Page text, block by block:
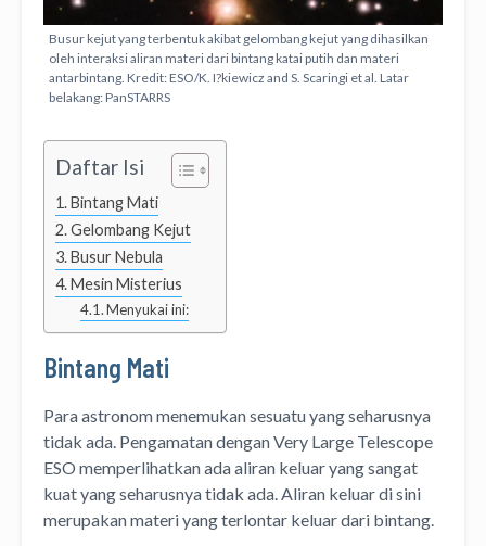
Busur kejut yang terbentuk akibat gelombang kejut yang dihasilkan
oleh interaksi aliran materi dari bintang katai putih dan materi
antarbintang. Kredit: ESO/K. I?kiewicz and S. Scaringi et al. Latar
belakang: PanSTARRS
Daftar Isi
Bintang Mati
Gelombang Kejut
Busur Nebula
Mesin Misterius
Menyukai ini:
Bintang Mati
Para astronom menemukan sesuatu yang seharusnya
tidak ada. Pengamatan dengan Very Large Telescope
ESO memperlihatkan ada aliran keluar yang sangat
kuat yang seharusnya tidak ada. Aliran keluar di sini
merupakan materi yang terlontar keluar dari bintang.